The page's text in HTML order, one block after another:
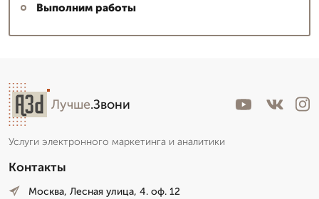
Выполним работы
Лучше.Звони
Услуги электронного маркетинга и аналитики
Контакты
Москва, Лесная улица, 4. оф. 12